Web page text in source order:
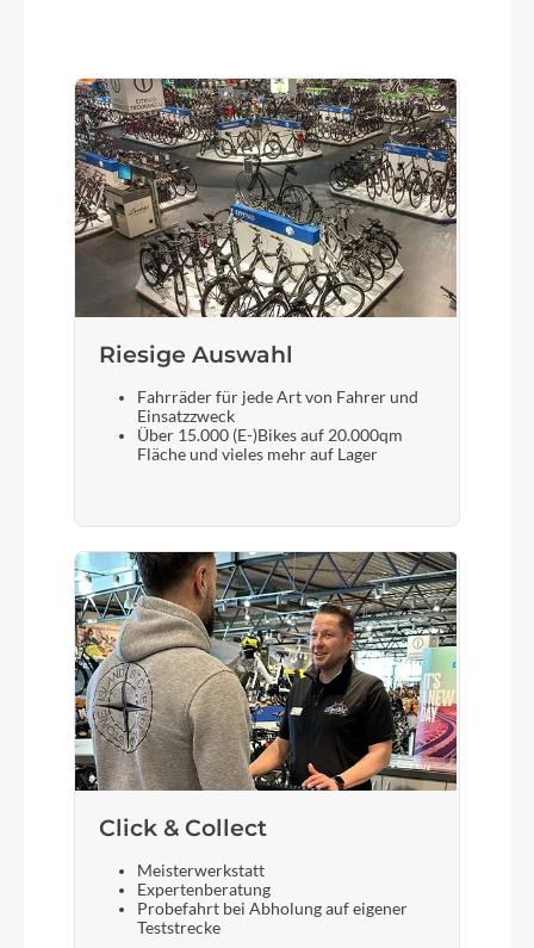
Rücklicht
Supernova TL3Z
Vorderrad Nabe
Shimano HBTC50015B CL / 15x100mm
Gewicht
21.8 kg
Akku
Compact Tube 400Wh
Laufradgröße
28"
Gepäckträger
Schalthebel
Riesige Auswahl
Fahrräder für jede Art von Fahrer und
Einsatzzweck
Über 15.000 (E-)Bikes auf 20.000qm
Fläche und vieles mehr auf Lager
Click & Collect
Meisterwerkstatt
Expertenberatung
Probefahrt bei Abholung auf eigener
Teststrecke